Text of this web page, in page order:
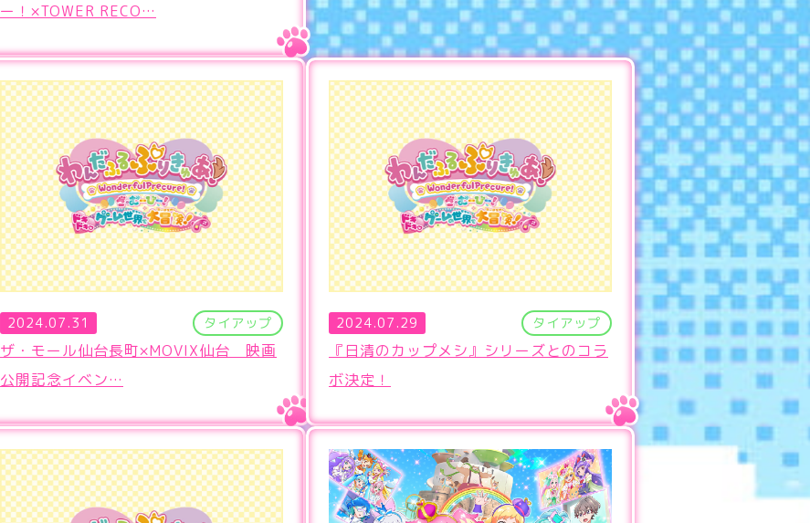
ー！×TOWER RECO…
2024.07.31 タイアップ
ザ・モール仙台長町×MOVIX仙台 映画
公開記念イベン…
2024.07.29 タイアップ
『日清のカップメシ』シリーズとのコラ
ボ決定！